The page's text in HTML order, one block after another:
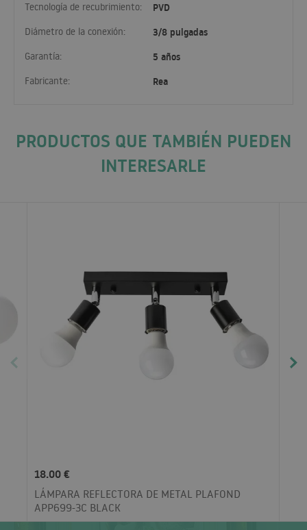
Tecnología de recubrimiento: PVD
Diámetro de la conexión: 3/8 pulgadas
Garantía: 5 años
Fabricante: Rea
PRODUCTOS QUE TAMBIÉN PUEDEN
INTERESARLE
18.00 €
LÁMPARA REFLECTORA DE METAL PLAFOND
APP699-3C BLACK